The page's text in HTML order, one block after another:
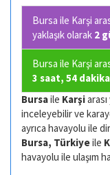
Bursa ile Karşi
yaklaşık olarak 2
Bursa ile Karşi
3 saat, 54 dakika
Bursaile Karşi
inceleyebilir ve
ayrıca havayolu ile
Bursa, Türkiyeile
havayolu ile ulaşım